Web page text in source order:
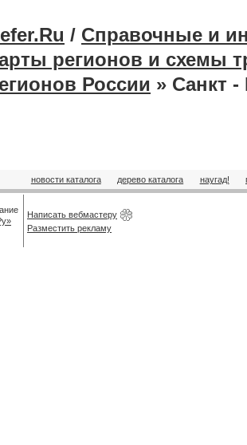
/ Справочные и
регионов и схемы
России » Санкт -
новости каталога дерево каталога наугад!
Написать вебмастеру
Разместить рекламу